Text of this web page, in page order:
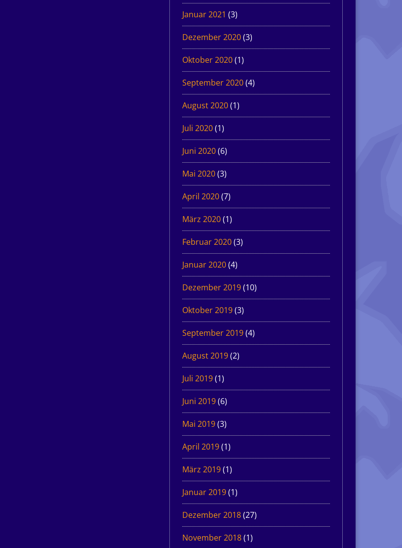
Januar 2021 (3)
Dezember 2020(3)
Oktober 2020(1)
September 2020(4)
August 2020(1)
Juli 2020(1)
Juni 2020(6)
Mai 2020(3)
April 2020(7)
März 2020(1)
Februar 2020(3)
Januar 2020(4)
Dezember 2019(10)
Oktober 2019(3)
September 2019(4)
August 2019(2)
Juli 2019(1)
Juni 2019(6)
Mai 2019(3)
April 2019(1)
März 2019(1)
Januar 2019(1)
Dezember 2018(27)
November 2018(1)